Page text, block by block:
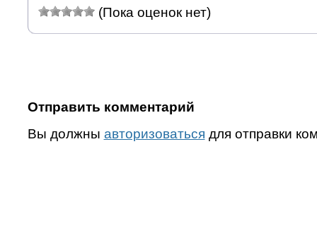
(Пока оценок нет)
Отправить комментарий
Вы должны авторизоваться для отправки